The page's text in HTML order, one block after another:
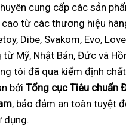
cung cấp các sản
từ các thương hiệu
Dibe, Svakom, Evo,
Mỹ, Nhật Bản, Đức và
tôi đã qua kiểm định
bởi Tổng cục Tiêu chuẩn
, bảo đảm an toàn tuyệt
dụng.